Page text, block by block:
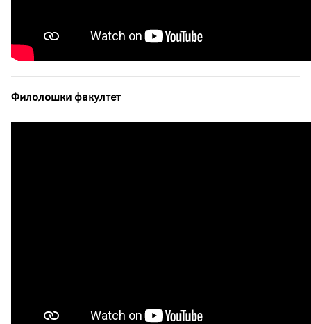
Филолошки факултет